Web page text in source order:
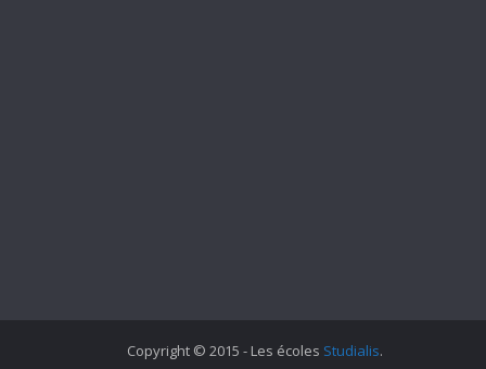
Copyright © 2015 - Les écoles Studialis.